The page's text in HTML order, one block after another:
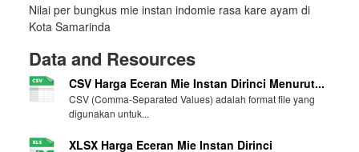
Nilai per bungkus mie instan indomie rasa kare ayam di
Kota Samarinda
Data and Resources
CSV Harga Eceran Mie Instan Dirinci Menurut...
CSV (Comma-Separated Values) adalah format file yang
digunakan untuk...
XLSX Harga Eceran Mie Instan Dirinci